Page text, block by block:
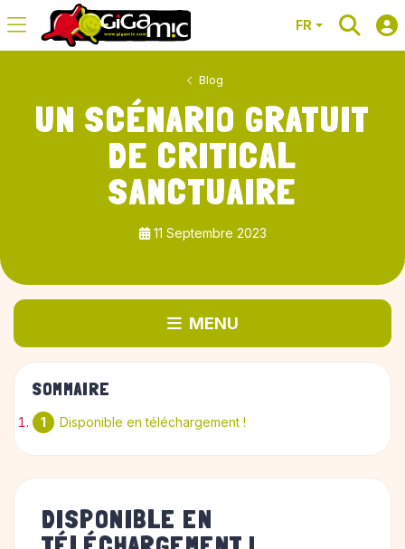
FR
Blog
UN SCÉNARIO GRATUIT
DE CRITICAL
SANCTUAIRE
11 Septembre 2023
SOMMAIRE
Disponible en téléchargement !
DISPONIBLE EN
MENU